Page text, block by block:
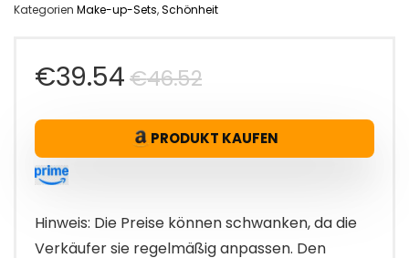
Kategorien Make-up-Sets,Schönheit
€46.52Ursprünglicher
Preis
war:
€39.54
Aktueller
Preis
ist:
PRODUKT KAUFEN
Hinweis: Die Preise können schwanken, da die
Verkäufer sie regelmäßig anpassen. Den